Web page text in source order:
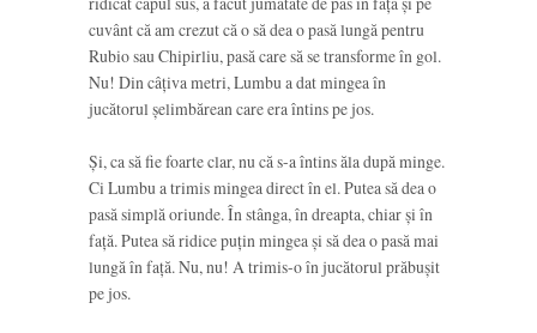
cuvânt că am crezut că o să dea o pasă lungă pentru
Rubio sau Chipirliu, pasă care să se transforme în gol.
Nu! Din câțiva metri, Lumbu a dat mingea în
jucătorul șelimbărean care era întins pe jos.
Și, ca să fie foarte clar, nu că s-a întins ăla după minge.
Ci Lumbu a trimis mingea direct în el. Putea să dea o
pasă simplă oriunde. În stânga, în dreapta, chiar și în
față. Putea să ridice puțin mingea și să dea o pasă mai
lungă în față. Nu, nu! A trimis-o în jucătorul prăbușit
pe jos.